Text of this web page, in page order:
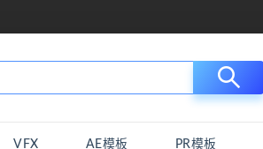
VFX AE模板 PR模板